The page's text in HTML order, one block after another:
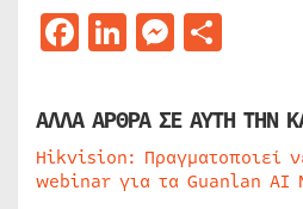
Facebook
LinkedIn
ΑΛΛΑ ΑΡΘΡΑ ΣΕ ΑΥΤΗ ΤΗΝ
Hikvision: Πραγματοποιεί
webinar για τα Guanlan AI